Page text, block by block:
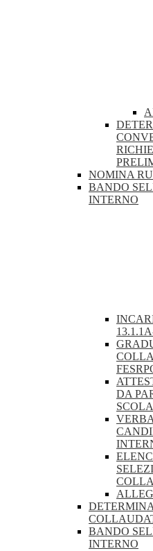
NOMINA
BANDO
INTERNO
DA
BANDO
INTERNO